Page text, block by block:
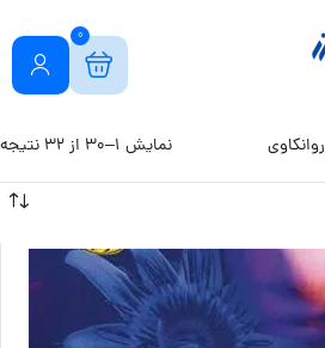
0
روانکاوی نمایش 1–30 از 32 نتیجه